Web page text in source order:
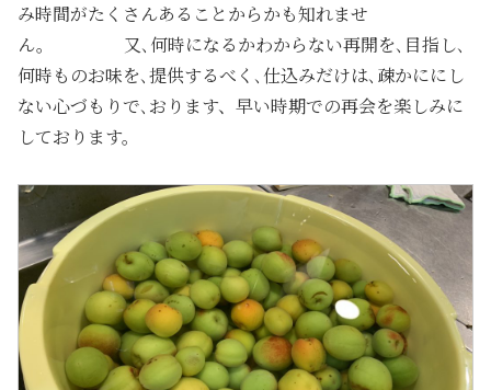
み時間がたくさんあることからかも知れませ
ん。 又､何時になるかわからない再開を､目指し､
何時ものお味を､提供するべく､仕込みだけは､疎かににし
ない心づもりで､おります、早い時期での再会を楽しみに
しております。